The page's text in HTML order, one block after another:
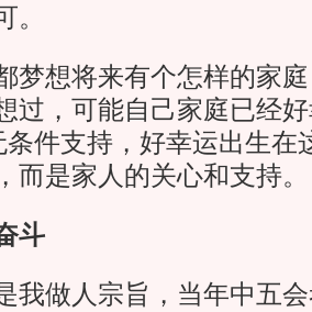
。
想将来有个怎样的家庭
过，可能自己家庭已经
件支持，好幸运出生在
而是家人的关心和支持。
斗
做人宗旨，当年中五会